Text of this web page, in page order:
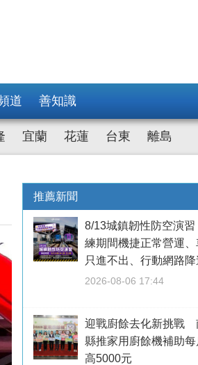
道 善知識
宜蘭 花蓮 台東 離島
推薦新聞
8/13城鎮韌性防空演
練期間機捷正常營運
只進不出、行動網路降
2026-08-06 17:44
迎戰廚餘去化新挑戰
縣推家用廚餘機補助每
高5000元